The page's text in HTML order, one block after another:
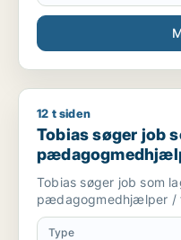
Tobias søger job som
12 t siden
Tobias søger job
medarbejder /
Tobias søger job som
pædagogmedhjælper /
Type